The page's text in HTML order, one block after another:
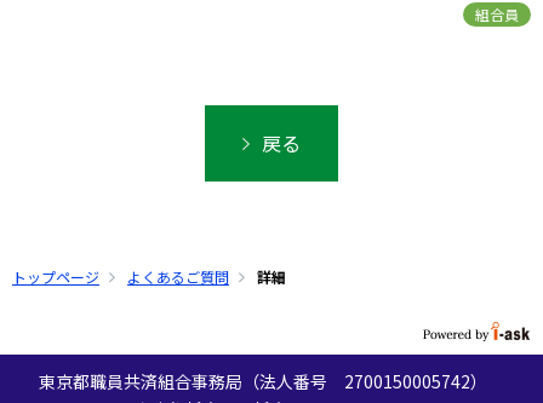
組合員
戻る
トップページ よくあるご質問 詳細
東京都職員共済組合事務局（法人番号 2700150005742）